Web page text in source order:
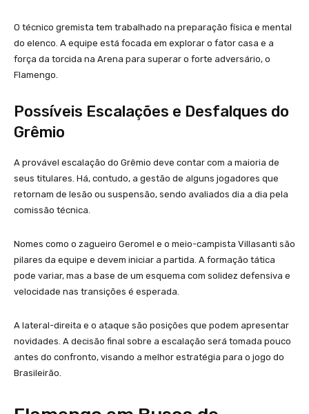
O técnico gremista tem trabalhado na preparação física e mental
do elenco. A equipe está focada em explorar o fator casa e a
força da torcida na Arena para superar o forte adversário, o
Flamengo.
Possíveis Escalações e Desfalques do
Grêmio
A provável escalação do Grêmio deve contar com a maioria de
seus titulares. Há, contudo, a gestão de alguns jogadores que
retornam de lesão ou suspensão, sendo avaliados dia a dia pela
comissão técnica.
Nomes como o zagueiro Geromel e o meio-campista Villasanti são
pilares da equipe e devem iniciar a partida. A formação tática
pode variar, mas a base de um esquema com solidez defensiva e
velocidade nas transições é esperada.
A lateral-direita e o ataque são posições que podem apresentar
novidades. A decisão final sobre a escalação será tomada pouco
antes do confronto, visando a melhor estratégia para o jogo do
Brasileirão.